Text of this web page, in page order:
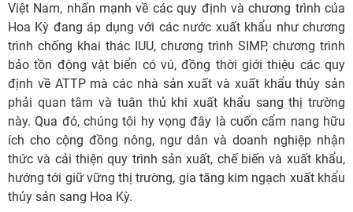
Việt Nam, nhấn mạnh về các quy định và chương trình của
Hoa Kỳ đang áp dụng với các nước xuất khẩu như chương
trình chống khai thác IUU, chương trình SIMP, chương trình
bảo tồn động vật biển có vú, đồng thời giới thiệu các quy
định về ATTP mà các nhà sản xuất và xuất khẩu thủy sản
phải quan tâm và tuân thủ khi xuất khẩu sang thị trường
này. Qua đó, chúng tôi hy vọng đây là cuốn cẩm nang hữu
ích cho cộng đồng nông, ngư dân và doanh nghiệp nhận
thức và cải thiện quy trình sản xuất, chế biến và xuất khẩu,
hướng tới giữ vững thị trường, gia tăng kim ngạch xuất khẩu
thủy sản sang Hoa Kỳ.